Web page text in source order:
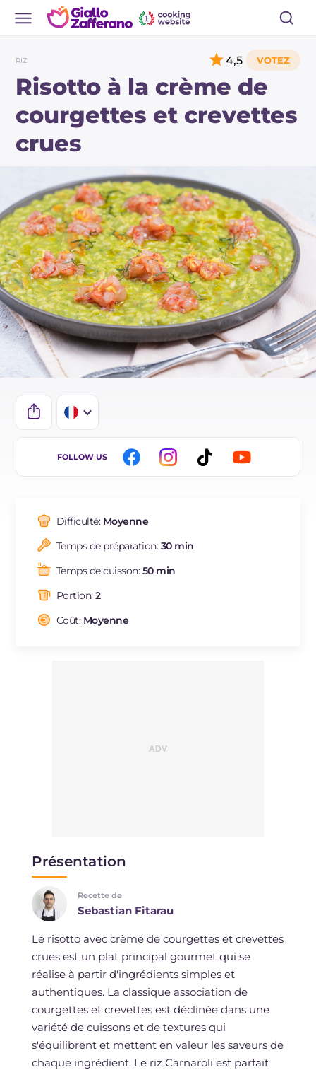
RIZ
Risotto à la crème de
courgettes et crevettes
crues
4,5
IT
BR
DE
NL
FOLLOW US
Difficulté: Moyenne
Temps de préparation:30 min
Temps de cuisson:50 min
Portion:2
Coût: Moyenne
Présentation
Recette de
Sebastian Fitarau
Le risotto avec crème de courgettes et crevettes
crues est un plat principal gourmet qui se
réalise à partir d'ingrédients simples et
authentiques. La classique association de
courgettes et crevettes est déclinée dans une
variété de cuissons et de textures qui
s'équilibrent et mettent en valeur les saveurs de
chaque ingrédient. Le riz Carnaroli est parfait